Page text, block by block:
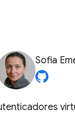
Sofia